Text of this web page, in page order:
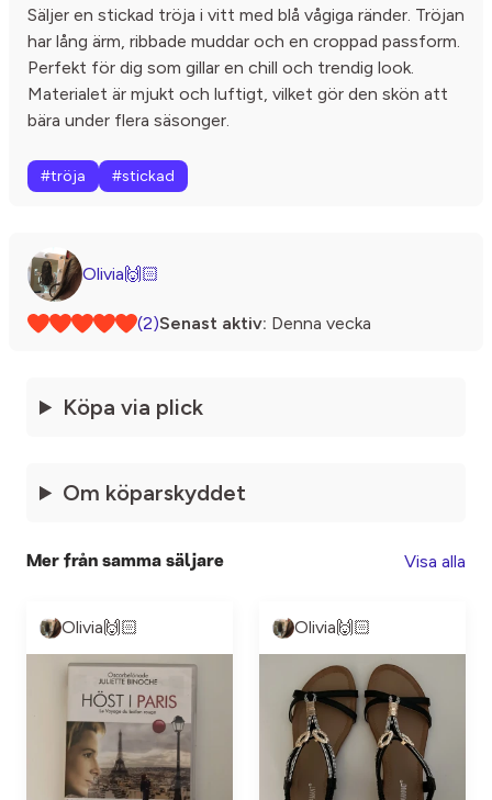
Säljer en stickad tröja i vitt med blå vågiga ränder. Tröjan
har lång ärm, ribbade muddar och en croppad passform.
Perfekt för dig som gillar en chill och trendig look.
Materialet är mjukt och luftigt, vilket gör den skön att
bära under flera säsonger.
#tröja #stickad
Olivia🙌🏻
(2)Senast aktiv: Denna vecka
Köpa via plick
Om köparskyddet
Mer från samma säljare Visa alla
Olivia🙌🏻 Olivia🙌🏻